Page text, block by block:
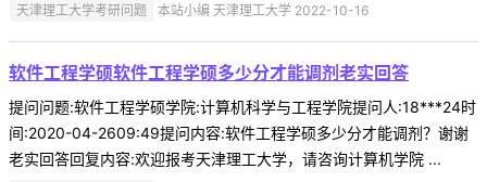
天津理工大学考研问题 本站小编 天津理工大学 2022-10-16
软件工程学硕软件工程学硕多少分才能调剂老实回答
提问问题:软件工程学硕学院:计算机科学与工程学院提问人:18***24时
间:2020-04-2609:49提问内容:软件工程学硕多少分才能调剂？谢谢
老实回答回复内容:欢迎报考天津理工大学，请咨询计算机学院 ...